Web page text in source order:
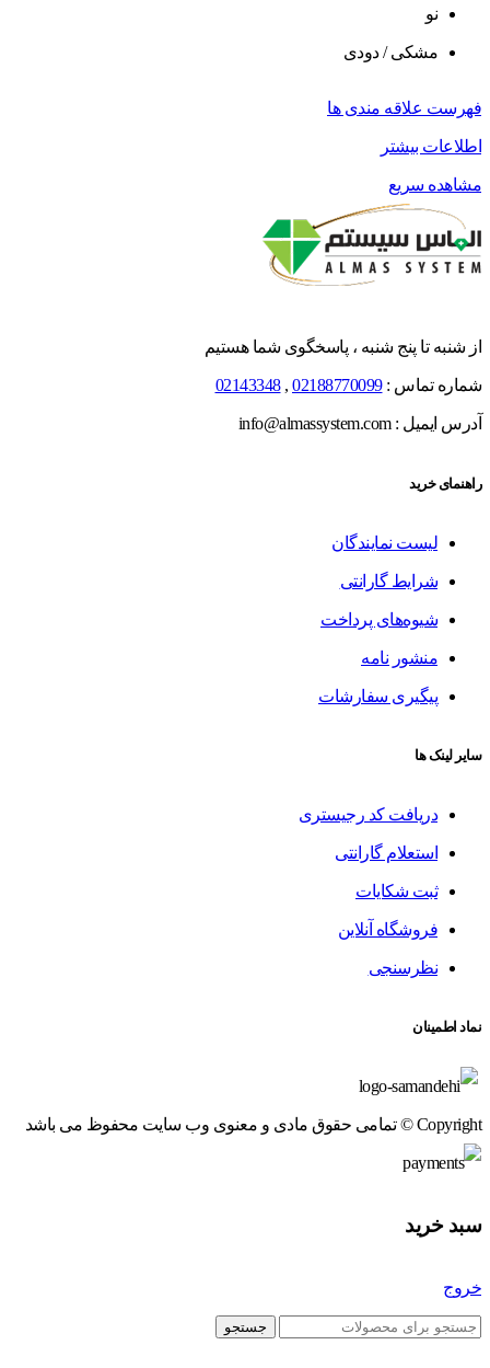
نو
مشکی / دودی
فهرست علاقه مندی ها
اطلاعات بیشتر
مشاهده سریع
از شنبه تا پنج شنبه ، پاسخگوی شما هستیم
شماره تماس :02188770099
,
02143348
آدرس ایمیل : info@almassystem.com
راهنمای خرید
لیست نمایندگان
شرایط گارانتی
شیوه‌های پرداخت
منشور نامه
پیگیری سفارشات
سایر لینک ها
دریافت کد رجیستری
استعلام گارانتی
ثبت شکایات
فروشگاه آنلاین
نظرسنجی
نماد اطمینان
Copyright © تمامی حقوق مادی و معنوی وب سایت محفوظ می باشد
سبد خرید
خروج
جستجو